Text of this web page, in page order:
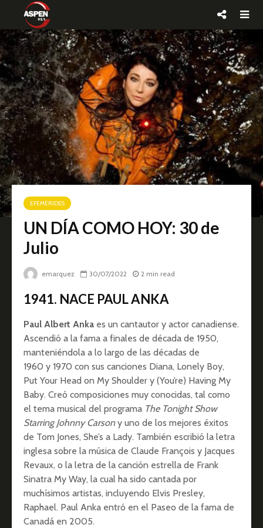
EFEMÉRIDES
UN DÍA COMO HOY: 30 de
Julio
emarquez 30/07/2022 2 min read
1941. NACE PAUL ANKA
Paul Albert Anka es un cantautor y actor canadiense.
Ascendió a la fama a finales de década de 1950,
manteniéndola a lo largo de las décadas de
1960 y 1970 con sus canciones Diana, Lonely Boy,
Put Your Head on My Shoulder y (You’re) Having My
Baby. Creó composiciones muy conocidas, tal como
el tema musical del programa The Tonight Show
Starring Johnny Carsony uno de los mejores éxitos
de Tom Jones, She’s a Lady. También escribió la letra
inglesa sobre la música de Claude François y Jacques
Revaux, o la letra de la canción estrella de Frank
Sinatra My Way, la cual ha sido cantada por
muchísimos artistas, incluyendo Elvis Presley,
Raphael. Paul Anka entró en el Paseo de la fama de
Canadá en 2005.